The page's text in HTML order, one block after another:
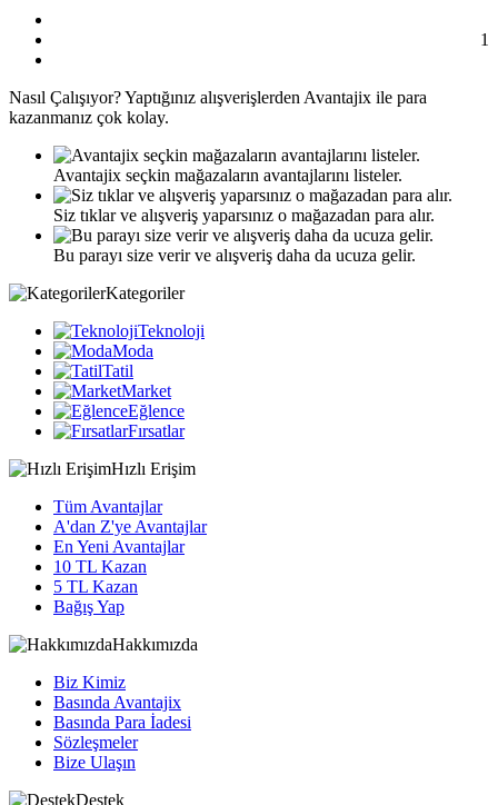
1
Nasıl Çalışıyor?Yaptığınız alışverişlerden Avantajix ile para
kazanmanız çok kolay.
Avantajix seçkin mağazaların avantajlarını listeler.
Siz tıklar ve alışveriş yaparsınız o mağazadan para alır.
Bu parayı size verir ve alışveriş daha da ucuza gelir.
Kategoriler
Teknoloji
Moda
Tatil
Market
Eğlence
Fırsatlar
Hızlı Erişim
Tüm Avantajlar
A'dan Z'ye Avantajlar
En Yeni Avantajlar
10 TL Kazan
5 TL Kazan
Bağış Yap
Hakkımızda
Biz Kimiz
Basında Avantajix
Basında Para İadesi
Sözleşmeler
Bize Ulaşın
Destek